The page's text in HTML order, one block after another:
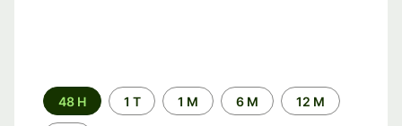
Time
period
48 H 1 T 1 M 6 M 12 M